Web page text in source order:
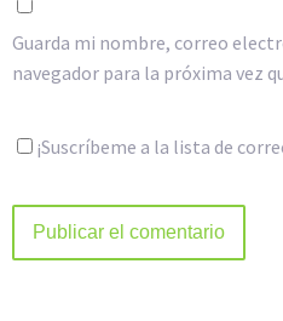
Guarda mi nombre, correo
navegador para la próxima vez
¡Suscríbeme a la lista de